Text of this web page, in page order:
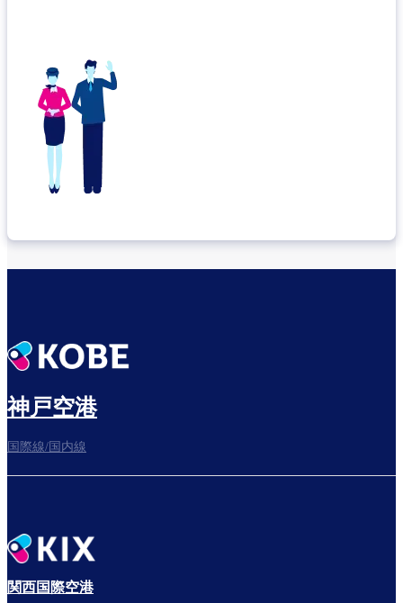
神戸空港
国際線/国内線
関西国際空港